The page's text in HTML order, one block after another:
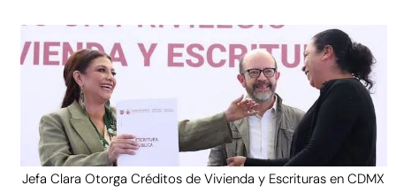
Jefa Clara Otorga Créditos de Vivienda y Escrituras en CDMX